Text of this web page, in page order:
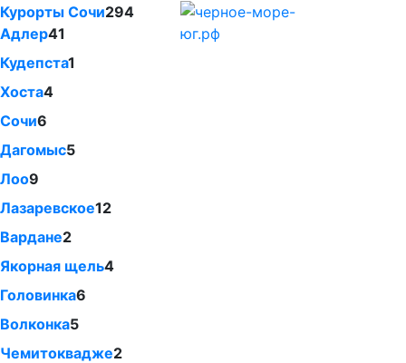
Курорты Сочи294
Адлер41
Кудепста1
Хоста4
Сочи6
Дагомыс5
Лоо9
Лазаревское12
Вардане2
Якорная щель4
Головинка6
Волконка5
Чемитоквадже2